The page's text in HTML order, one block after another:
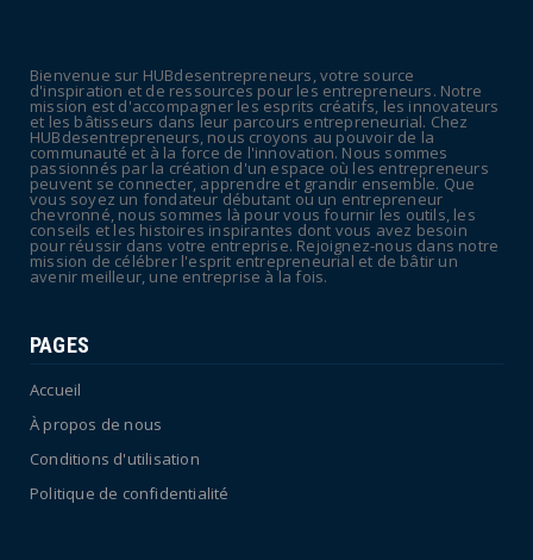
July 08, 2026
POLITIQUE
Canicule : sept départements du Sud placés
en vigilance oran...
July 04, 2026
Bienvenue sur HUBdesentrepreneurs, votre source
d'inspiration et de ressources pour les entrepreneurs. Notre
mission est d'accompagner les esprits créatifs, les innovateurs
et les bâtisseurs dans leur parcours entrepreneurial. Chez
HUBdesentrepreneurs, nous croyons au pouvoir de la
communauté et à la force de l'innovation. Nous sommes
passionnés par la création d'un espace où les entrepreneurs
peuvent se connecter, apprendre et grandir ensemble. Que
vous soyez un fondateur débutant ou un entrepreneur
chevronné, nous sommes là pour vous fournir les outils, les
conseils et les histoires inspirantes dont vous avez besoin
pour réussir dans votre entreprise. Rejoignez-nous dans notre
mission de célébrer l'esprit entrepreneurial et de bâtir un
avenir meilleur, une entreprise à la fois.
PAGES
Accueil
À propos de nous
Conditions d'utilisation
Politique de confidentialité